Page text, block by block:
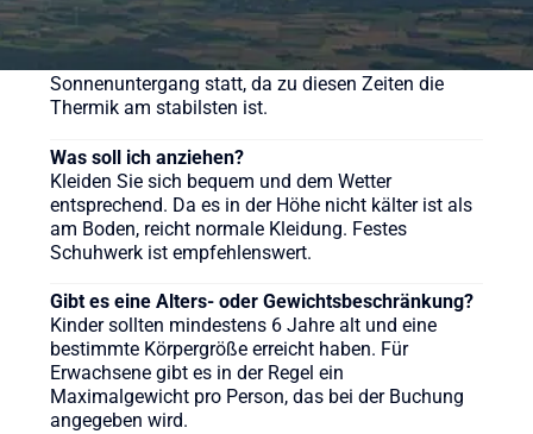
Wann ist die beste Zeit für eine Ballonfahrt?
Ballonfahrten finden meist früh morgens nach
Sonnenaufgang oder am späten Nachmittag vor
Sonnenuntergang statt, da zu diesen Zeiten die
Thermik am stabilsten ist.
Was soll ich anziehen?
Kleiden Sie sich bequem und dem Wetter
entsprechend. Da es in der Höhe nicht kälter ist als
am Boden, reicht normale Kleidung. Festes
Schuhwerk ist empfehlenswert.
Gibt es eine Alters- oder Gewichtsbeschränkung?
Kinder sollten mindestens 6 Jahre alt und eine
bestimmte Körpergröße erreicht haben. Für
Erwachsene gibt es in der Regel ein
Maximalgewicht pro Person, das bei der Buchung
angegeben wird.